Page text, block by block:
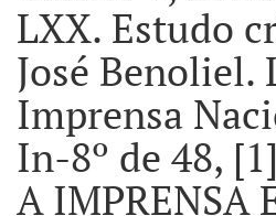
LXX. Estudo
José Benoliel.
Imprensa
In-8º de 48,
A IMPRENSA